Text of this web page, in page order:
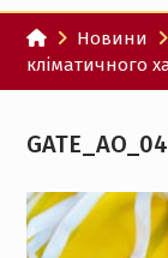
Новини
кліматичного